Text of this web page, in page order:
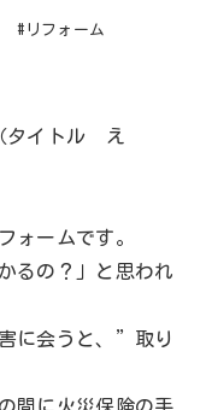
#リフォーム
タイトル え
ォームです。
るの？」と思われ
に会うと、”取り